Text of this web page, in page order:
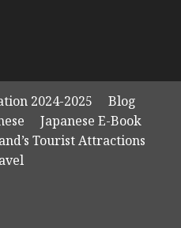
2024-2025
Blog
Japanese E-Book
Tourist Attractions